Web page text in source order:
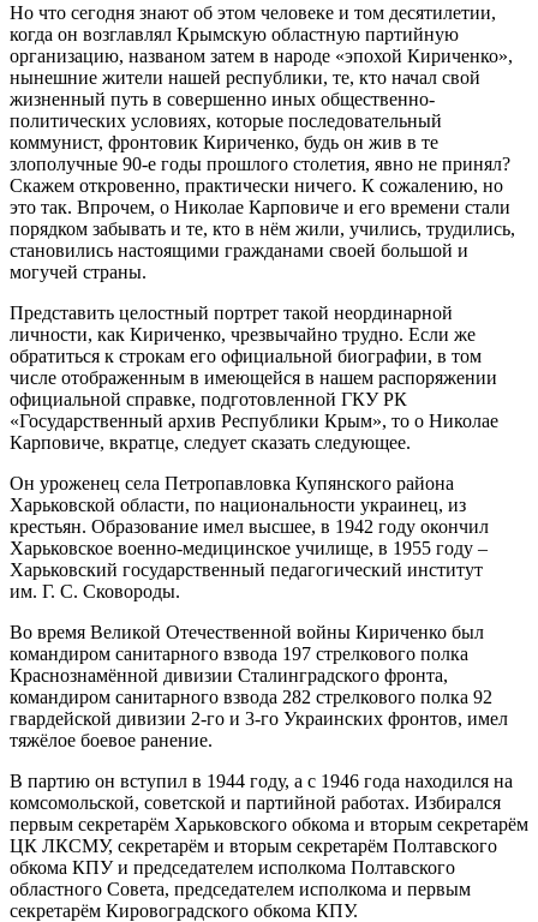
Но что сегодня знают об этом человеке и том десятилетии,
когда он возглавлял Крымскую областную партийную
организацию, названом затем в народе «эпохой Кириченко»,
нынешние жители нашей республики, те, кто начал свой
жизненный путь в совершенно иных общественно-
политических условиях, которые последовательный
коммунист, фронтовик Кириченко, будь он жив в те
злополучные 90-е годы прошлого столетия, явно не принял?
Скажем откровенно, практически ничего. К сожалению, но
это так. Впрочем, о Николае Карповиче и его времени стали
порядком забывать и те, кто в нём жили, учились, трудились,
становились настоящими гражданами своей большой и
могучей страны.
Представить целостный портрет такой неординарной
личности, как Кириченко, чрезвычайно трудно. Если же
обратиться к строкам его официальной биографии, в том
числе отображенным в имеющейся в нашем распоряжении
официальной справке, подготовленной ГКУ РК
«Государственный архив Республики Крым», то о Николае
Карповиче, вкратце, следует сказать следующее.
Он уроженец села Петропавловка Купянского района
Харьковской области, по национальности украинец, из
крестьян. Образование имел высшее, в 1942 году окончил
Харьковское военно-медицинское училище, в 1955 году –
Харьковский государственный педагогический институт
им. Г. С. Сковороды.
Во время Великой Отечественной войны Кириченко был
командиром санитарного взвода 197 стрелкового полка
Краснознамённой дивизии Сталинградского фронта,
командиром санитарного взвода 282 стрелкового полка 92
гвардейской дивизии 2-го и 3-го Украинских фронтов, имел
тяжёлое боевое ранение.
В партию он вступил в 1944 году, а с 1946 года находился на
комсомольской, советской и партийной работах. Избирался
первым секретарём Харьковского обкома и вторым секретарём
ЦК ЛКСМУ, секретарём и вторым секретарём Полтавского
обкома КПУ и председателем исполкома Полтавского
областного Совета, председателем исполкома и первым
секретарём Кировоградского обкома КПУ.